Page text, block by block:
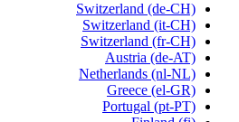
Switzerland (de-CH)
Switzerland (it-CH)
Switzerland (fr-CH)
Austria (de-AT)
Netherlands (nl-NL)
Greece (el-GR)
Portugal (pt-PT)